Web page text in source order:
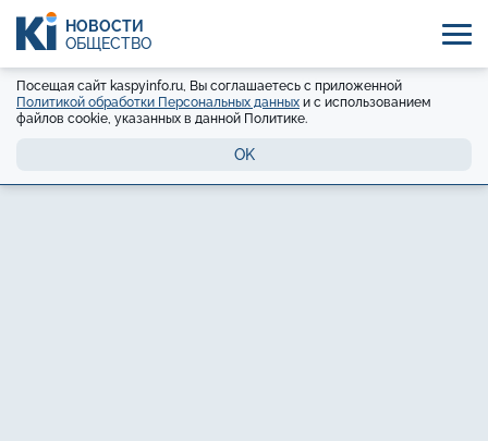
НОВОСТИ
ОБЩЕСТВО
Посещая сайт kaspyinfo.ru, Вы соглашаетесь с приложенной
Политикой обработки Персональных данных и с использованием
файлов cookie, указанных в данной Политике.
OK